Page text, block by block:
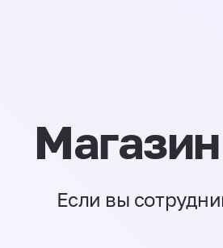
Если вы